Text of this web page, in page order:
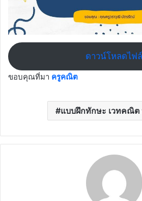
ดาวน์โหลดไฟล์
ขอบคุณที่มา ครูคณิต
แบบฝึกทักษะ เวทคณิต